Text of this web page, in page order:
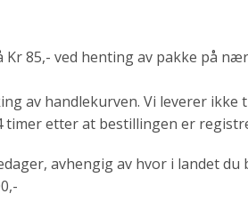
85,- ved henting av pakke på
av handlekurven. Vi leverer ikke
timer etter at bestillingen er
avhengig av hvor i landet